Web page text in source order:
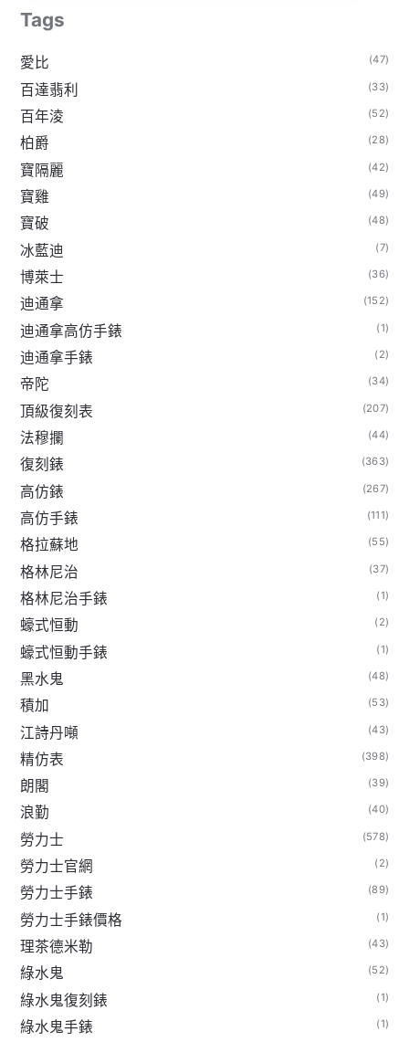
Tags
愛比 (47)
百達翡利 (33)
百年淩 (52)
柏爵 (28)
寶隔麗 (42)
寶雞 (49)
寶破 (48)
冰藍迪 (7)
博萊士 (36)
迪通拿 (152)
迪通拿高仿手錶 (1)
迪通拿手錶 (2)
帝陀 (34)
頂級復刻表 (207)
法穆攔 (44)
復刻錶 (363)
高仿錶 (267)
高仿手錶 (111)
格拉蘇地 (55)
格林尼治 (37)
格林尼治手錶 (1)
蠔式恒動 (2)
蠔式恒動手錶 (1)
黑水鬼 (48)
積加 (53)
江詩丹噸 (43)
精仿表 (398)
朗閣 (39)
浪勤 (40)
勞力士 (578)
勞力士官網 (2)
勞力士手錶 (89)
勞力士手錶價格 (1)
理茶德米勒 (43)
綠水鬼 (52)
綠水鬼復刻錶 (1)
綠水鬼手錶 (1)